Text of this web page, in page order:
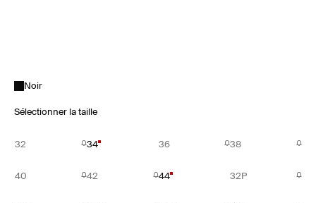
Noir
Sélectionner la taille
32 34 36 38
40 42 44 32P